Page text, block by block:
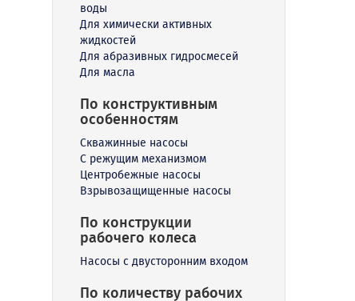
воды
Для химически активных
жидкостей
Для абразивных гидросмесей
Для масла
По конструктивным
особенностям
Скважинные насосы
С режущим механизмом
Центробежные насосы
Взрывозащищенные насосы
По конструкции
рабочего колеса
Насосы с двусторонним входом
По количеству рабочих